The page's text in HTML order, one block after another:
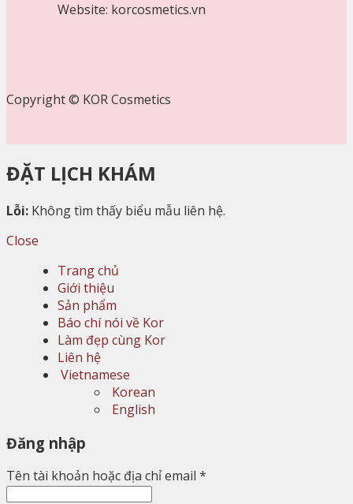
Website: korcosmetics.vn
Copyright © KOR Cosmetics
ĐẶT LỊCH KHÁM
Lỗi: Không tìm thấy biểu mẫu liên hệ.
Close
Trang chủ
Giới thiệu
Sản phẩm
Báo chí nói về Kor
Làm đẹp cùng Kor
Liên hệ
Vietnamese
Korean
English
Đăng nhập
Tên tài khoản hoặc địa chỉ email *